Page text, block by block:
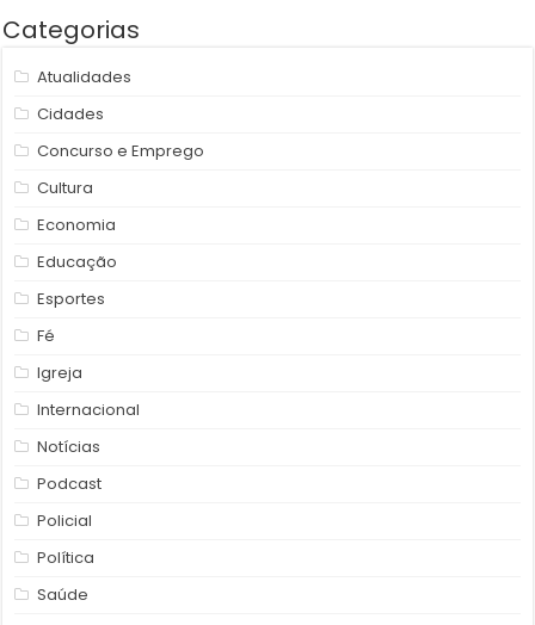
Categorias
Atualidades
Cidades
Concurso e Emprego
Cultura
Economia
Educação
Esportes
Fé
Igreja
Internacional
Notícias
Podcast
Policial
Política
Saúde